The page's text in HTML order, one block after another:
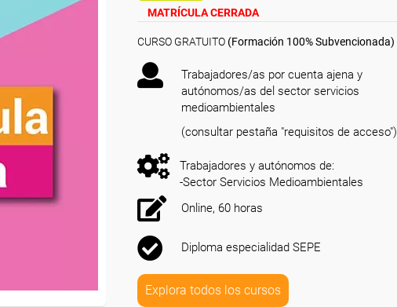
MATRÍCULA CERRADA
CURSO GRATUITO (Formación 100% Subvencionada)
Trabajadores/as por cuenta ajena y
autónomos/as del sector servicios
medioambientales
(consultar pestaña "requisitos de acceso")
Trabajadores y autónomos de:
-Sector Servicios Medioambientales
Online, 60 horas
Diploma especialidad SEPE
Explora todos los cursos